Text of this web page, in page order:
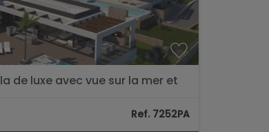
de luxe avec vue sur la mer et
Ref. 7252PA